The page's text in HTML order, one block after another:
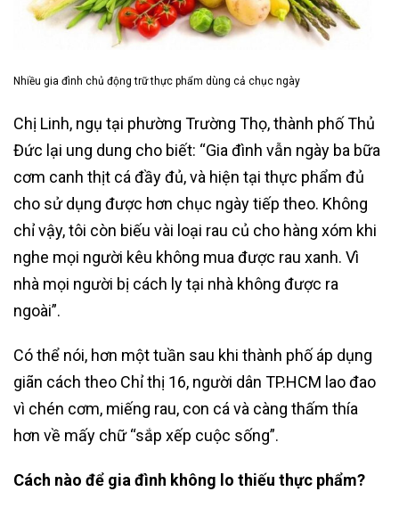
Nhiều gia đình chủ động trữ thực phẩm dùng cả chục ngày
Chị Linh, ngụ tại phường Trường Thọ, thành phố Thủ
Đức lại ung dung cho biết: “Gia đình vẫn ngày ba bữa
cơm canh thịt cá đầy đủ, và hiện tại thực phẩm đủ
cho sử dụng được hơn chục ngày tiếp theo. Không
chỉ vậy, tôi còn biếu vài loại rau củ cho hàng xóm khi
nghe mọi người kêu không mua được rau xanh. Vì
nhà mọi người bị cách ly tại nhà không được ra
ngoài”.
Có thể nói, hơn một tuần sau khi thành phố áp dụng
giãn cách theo Chỉ thị 16, người dân TP.HCM lao đao
vì chén cơm, miếng rau, con cá và càng thấm thía
hơn về mấy chữ “sắp xếp cuộc sống”.
Cách nào để gia đình không lo thiếu thực phẩm?